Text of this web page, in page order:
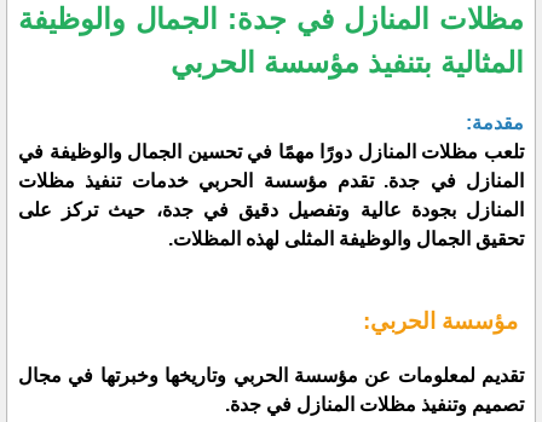
مظلات المنازل في جدة: الجمال والوظيفة
المثالية بتنفيذ مؤسسة الحربي
مقدمة:
تلعب مظلات المنازل دورًا مهمًا في تحسين الجمال والوظيفة في
المنازل في جدة. تقدم مؤسسة الحربي خدمات تنفيذ مظلات
المنازل بجودة عالية وتفصيل دقيق في جدة، حيث تركز على
تحقيق الجمال والوظيفة المثلى لهذه المظلات.
مؤسسة الحربي:
تقديم لمعلومات عن مؤسسة الحربي وتاريخها وخبرتها في مجال
تصميم وتنفيذ مظلات المنازل في جدة.